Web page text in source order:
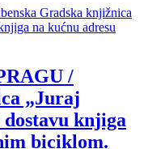
/
„Juraj
knjiga
biciklom.